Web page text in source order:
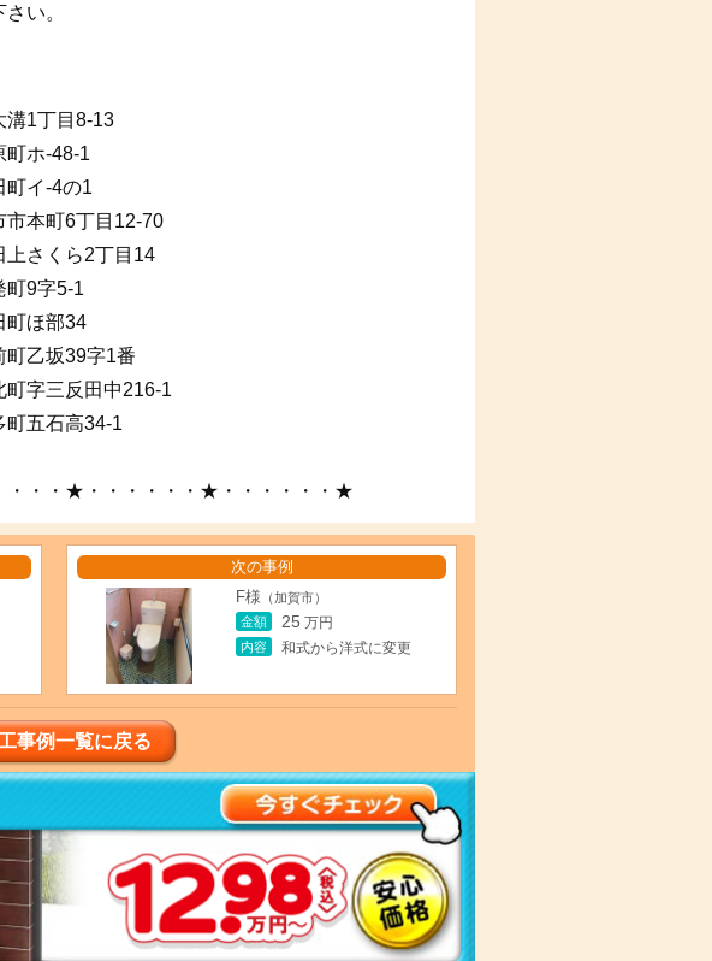
い。
1丁目8-13
ホ-48-1
イ-4の1
本町6丁目12-70
さくら2丁目14
9字5-1
ほ部34
乙坂39字1番
字三反田中216-1
五石高34-1
・・★・・・・・・★・・・・・・★
次の事例
F様 （加賀市）
金額
25 万円
内容
和式から洋式に変更
事例一覧に戻る